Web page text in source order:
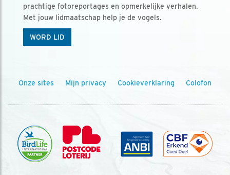
prachtige fotoreportages en opmerkelijke verhalen.
Met jouw lidmaatschap help je de vogels.
WORD LID
Onze sites Mijn privacy Cookieverklaring Colofon